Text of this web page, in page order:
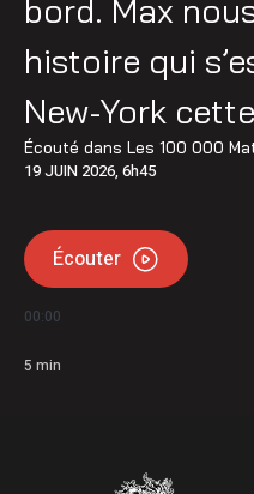
bord. Max
histoire qui
New-York
Écouté dans Les 100 000
19 JUIN 2026, 6h45
Écouter
00:00
5 min